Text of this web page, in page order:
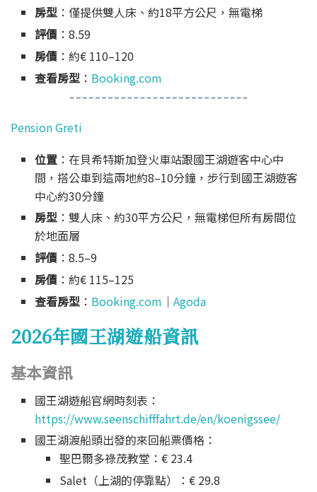
房型 ：僅提供雙人床、約18平方公尺，無電梯
評價 ：8.59
房價 ：約€ 110–120
查看房型 ： Booking.com
Pension Greti
位置 ：在貝希特斯加登火車站跟國王湖遊客中心中
間，搭公車到這兩地約8–10分鐘，步行到國王湖遊客
中心約30分鐘
房型 ：雙人床、約30平方公尺，無電梯但所有房間位
於地面層
評價 ：8.5–9
房價 ：約€ 115–125
查看房型 ： Booking.com ｜Agoda
2026年國王湖遊船資訊
基本資訊
國王湖遊船官網時刻表：
https://www.seenschifffahrt.de/en/koenigssee/
國王湖渡船頭出發的來回船票價格：
聖巴爾多祿茂教堂：€ 23.4
Salet（上湖的停靠點）：€ 29.8